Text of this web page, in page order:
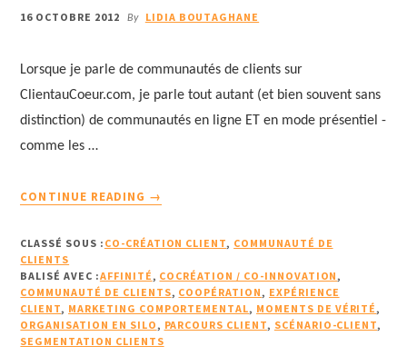
16 OCTOBRE 2012 By LIDIA BOUTAGHANE
Lorsque je parle de communautés de clients sur
ClientauCoeur.com, je parle tout autant (et bien souvent sans
distinction) de communautés en ligne ET en mode présentiel -
comme les …
CONTINUE READING
D’UNE
COMMUNAUTÉ
DE
CLIENTS
CONTRIBUTEURS,
→
CLASSÉ SOUS : CO-CRÉATION CLIENT, COMMUNAUTÉ DE
CLIENTS
BALISÉ AVEC :AFFINITÉ , COCRÉATION / CO-INNOVATION ,
COMMUNAUTÉ DE CLIENTS, COOPÉRATION , EXPÉRIENCE
CLIENT, MARKETING COMPORTEMENTAL, MOMENTS DE VÉRITÉ ,
ORGANISATION EN SILO , PARCOURS CLIENT, SCÉNARIO-CLIENT,
SEGMENTATION CLIENTS